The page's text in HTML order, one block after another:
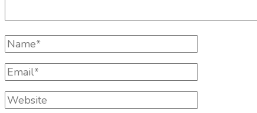
Full
Name
Email
Website